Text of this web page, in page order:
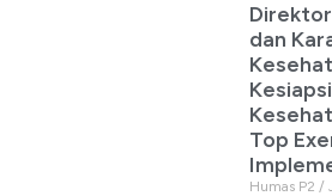
dan
Top
Humas P2